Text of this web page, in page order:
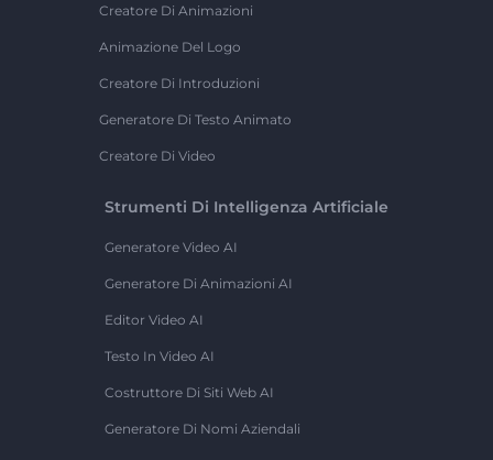
Creatore Di Animazioni
Animazione Del Logo
Creatore Di Introduzioni
Generatore Di Testo Animato
Creatore Di Video
Strumenti Di Intelligenza Artificiale
Generatore Video AI
Generatore Di Animazioni AI
Editor Video AI
Testo In Video AI
Costruttore Di Siti Web AI
Generatore Di Nomi Aziendali